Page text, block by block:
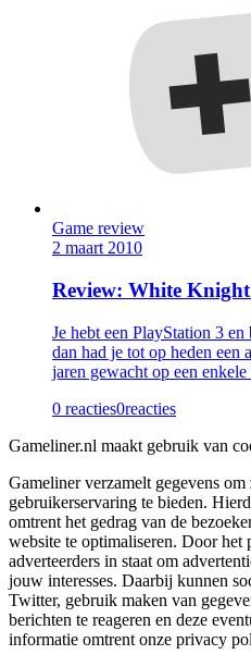
Game review
2 maart 2010
Review: White
Je hebt een PlayStation 3
dan had je tot op heden een
jaren gewacht op een
0 reacties0reacties
Gameliner.nl maakt gebruik van
Gameliner verzamelt gegevens om
gebruikerservaring te bieden.
omtrent het gedrag van de
website te optimaliseren. Door het
adverteerders in staat om
jouw interesses. Daarbij kunnen
Twitter, gebruik maken van
berichten te reageren en deze
informatie omtrent onze privacy